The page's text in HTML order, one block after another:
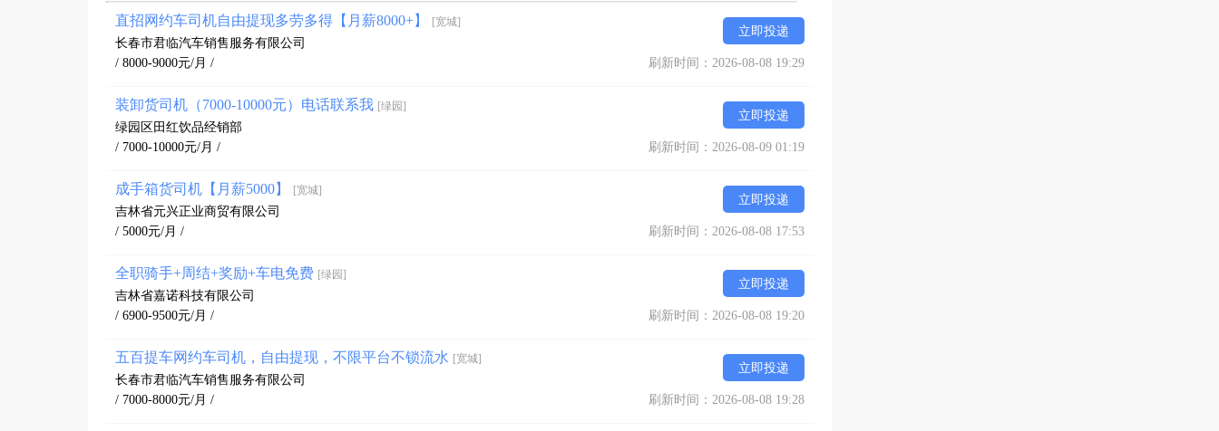
直招网约车司机自由提现多劳多得【月薪8000+】 [宽城]
立即投递
长春市君临汽车销售服务有限公司
/ 8000-9000元/月 /
刷新时间：2026-08-08 19:29
装卸货司机（7000-10000元）电话联系我 [绿园]
立即投递
绿园区田红饮品经销部
/ 7000-10000元/月 /
刷新时间：2026-08-09 01:19
成手箱货司机【月薪5000】 [宽城]
立即投递
吉林省元兴正业商贸有限公司
/ 5000元/月 /
刷新时间：2026-08-08 17:53
全职骑手+周结+奖励+车电免费 [绿园]
立即投递
吉林省嘉诺科技有限公司
/ 6900-9500元/月 /
刷新时间：2026-08-08 19:20
五百提车网约车司机，自由提现，不限平台不锁流水 [宽城]
立即投递
长春市君临汽车销售服务有限公司
/ 7000-8000元/月 /
刷新时间：2026-08-08 19:28